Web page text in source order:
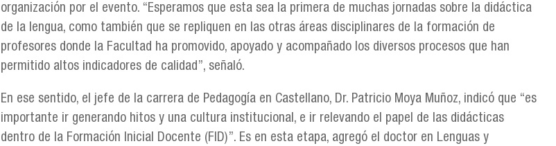
organización por el evento. “Esperamos que esta sea la primera de muchas jornadas sobre la didáctica
de la lengua, como también que se repliquen en las otras áreas disciplinares de la formación de
profesores donde la Facultad ha promovido, apoyado y acompañado los diversos procesos que han
permitido altos indicadores de calidad”, señaló.
En ese sentido, el jefe de la carrera de Pedagogía en Castellano, Dr. Patricio Moya Muñoz, indicó que “es
importante ir generando hitos y una cultura institucional, e ir relevando el papel de las didácticas
dentro de la Formación Inicial Docente (FID)”. Es en esta etapa, agregó el doctor en Lenguas y